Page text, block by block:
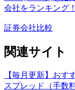
会社をランキング！
証券会社比較
関連サイト
【毎月更新】おす
スプレッド（手数